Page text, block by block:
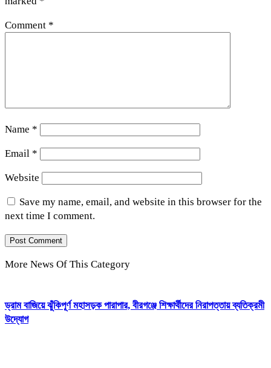
Comment *
Name *
Email *
Website
Save my name, email, and website in this browser for the
next time I comment.
More News Of This Category
ড্রাম বাজিয়ে ঝুঁকিপূর্ণ মহাসড়ক পারাপার, বীরগঞ্জে শিক্ষার্থীদের নিরাপত্তায় ব্যতিক্রমী
উদ্যোগ